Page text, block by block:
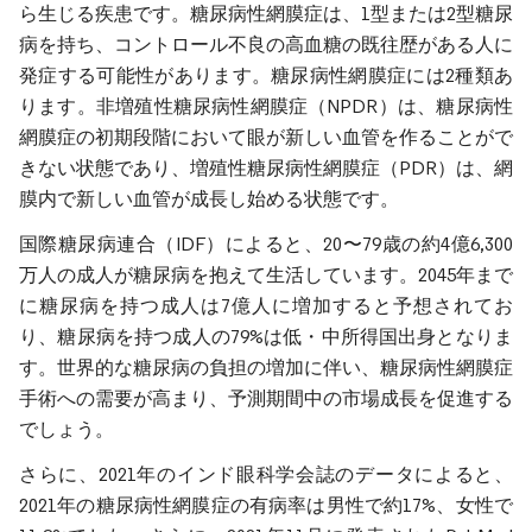
ら生じる疾患です。糖尿病性網膜症は、1型または2型糖尿
病を持ち、コントロール不良の高血糖の既往歴がある人に
発症する可能性があります。糖尿病性網膜症には2種類あ
ります。非増殖性糖尿病性網膜症（NPDR）は、糖尿病性
網膜症の初期段階において眼が新しい血管を作ることがで
きない状態であり、増殖性糖尿病性網膜症（PDR）は、網
膜内で新しい血管が成長し始める状態です。
国際糖尿病連合（IDF）によると、20〜79歳の約4億6,300
万人の成人が糖尿病を抱えて生活しています。2045年まで
に糖尿病を持つ成人は7億人に増加すると予想されてお
り、糖尿病を持つ成人の79%は低・中所得国出身となりま
す。世界的な糖尿病の負担の増加に伴い、糖尿病性網膜症
手術への需要が高まり、予測期間中の市場成長を促進する
でしょう。
さらに、2021年のインド眼科学会誌のデータによると、
2021年の糖尿病性網膜症の有病率は男性で約17%、女性で